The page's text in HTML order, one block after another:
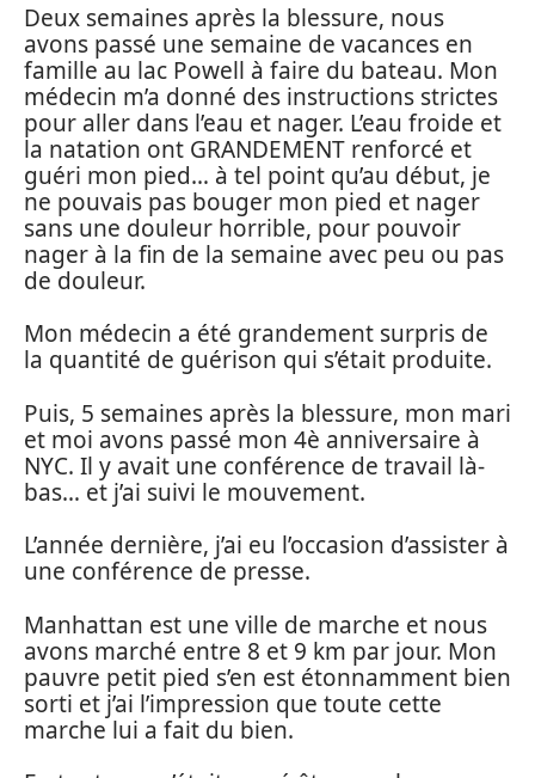
Deux semaines après la blessure, nous
avons passé une semaine de vacances en
famille au lac Powell à faire du bateau. Mon
médecin m’a donné des instructions strictes
pour aller dans l’eau et nager. L’eau froide et
la natation ont GRANDEMENT renforcé et
guéri mon pied… à tel point qu’au début, je
ne pouvais pas bouger mon pied et nager
sans une douleur horrible, pour pouvoir
nager à la fin de la semaine avec peu ou pas
de douleur.
Mon médecin a été grandement surpris de
la quantité de guérison qui s’était produite.
Puis, 5 semaines après la blessure, mon mari
et moi avons passé mon 4è anniversaire à
NYC. Il y avait une conférence de travail là-
bas… et j’ai suivi le mouvement.
L’année dernière, j’ai eu l’occasion d’assister à
une conférence de presse.
Manhattan est une ville de marche et nous
avons marché entre 8 et 9 km par jour. Mon
pauvre petit pied s’en est étonnamment bien
sorti et j’ai l’impression que toute cette
marche lui a fait du bien.